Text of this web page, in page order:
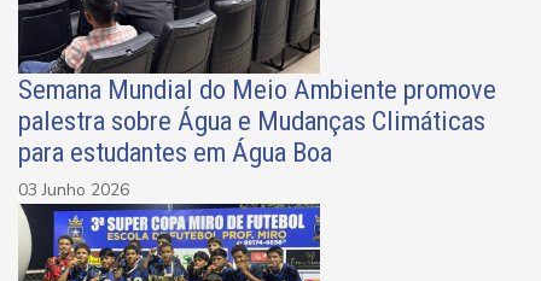
Semana Mundial do Meio Ambiente promove
palestra sobre Água e Mudanças Climáticas
para estudantes em Água Boa
03 Junho 2026